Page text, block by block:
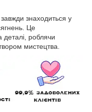
знаходиться у
Це
деталі, роблячи
мистецтва.